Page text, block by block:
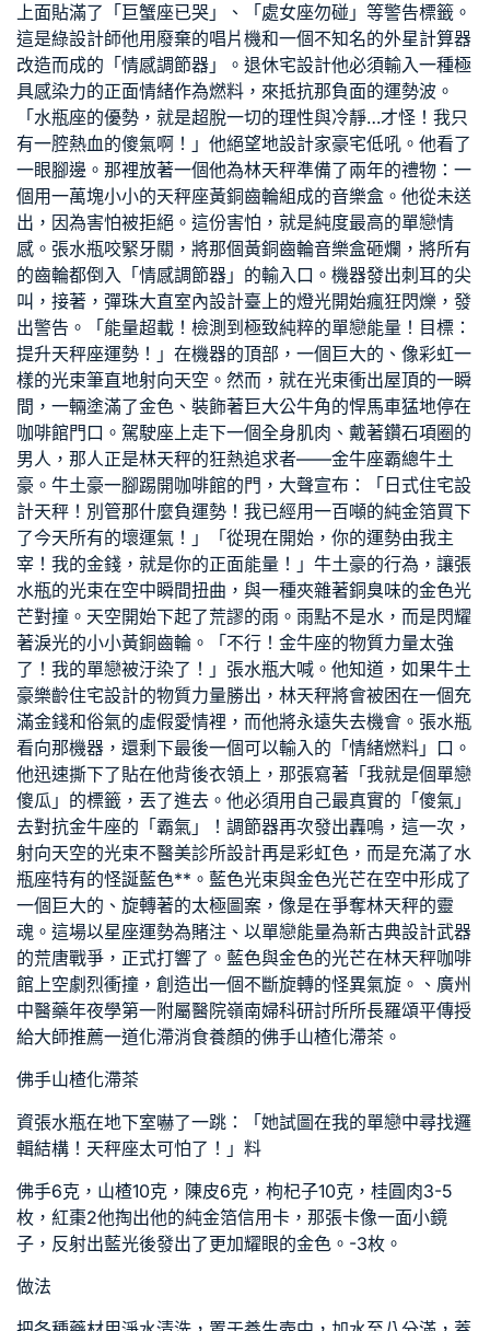
上面貼滿了「巨蟹座已哭」、「處女座勿碰」等警告標籤。
這是綠設計師他用廢棄的唱片機和一個不知名的外星計算器
改造而成的「情感調節器」。 退休宅設計他必須輸入一種極
具感染力的正面情緒作為燃料，來抵抗那負面的運勢波。
「水瓶座的優勢，就是超脫一切的理性與冷靜…才怪！我只
有一腔熱血的傻氣啊！」他絕望地設計家豪宅低吼。他看了
一眼腳邊。那裡放著一個他為林天秤準備了兩年的禮物：一
個用一萬塊小小的天秤座黃銅齒輪組成的音樂盒。他從未送
出，因為害怕被拒絕。這份害怕，就是純度最高的單戀情
感。張水瓶咬緊牙關，將那個黃銅齒輪音樂盒砸爛，將所有
的齒輪都倒入「情感調節器」的輸入口。機器發出刺耳的尖
叫，接著，彈珠大直室內設計臺上的燈光開始瘋狂閃爍，發
出警告。「能量超載！檢測到極致純粹的單戀能量！目標：
提升天秤座運勢！」在機器的頂部，一個巨大的、像彩虹一
樣的光束筆直地射向天空。然而，就在光束衝出屋頂的一瞬
間，一輛塗滿了金色、裝飾著巨大公牛角的悍馬車猛地停在
咖啡館門口。駕駛座上走下一個全身肌肉、戴著鑽石項圈的
男人，那人正是林天秤的狂熱追求者——金牛座霸總牛土
豪。牛土豪一腳踢開咖啡館的門，大聲宣布：「 日式住宅設
計天秤！別管那什麼負運勢！我已經用一百噸的純金箔買下
了今天所有的壞運氣！」「從現在開始，你的運勢由我主
宰！我的金錢，就是你的正面能量！」牛土豪的行為，讓張
水瓶的光束在空中瞬間扭曲，與一種夾雜著銅臭味的金色光
芒對撞。天空開始下起了荒謬的雨。雨點不是水，而是閃耀
著淚光的小小黃銅齒輪。「不行！金牛座的物質力量太強
了！我的單戀被汙染了！」張水瓶大喊。他知道，如果牛土
豪樂齡住宅設計的物質力量勝出，林天秤將會被困在一個充
滿金錢和俗氣的虛假愛情裡，而他將永遠失去機會。張水瓶
看向那機器，還剩下最後一個可以輸入的「情緒燃料」口。
他迅速撕下了貼在他背後衣領上，那張寫著「我就是個單戀
傻瓜」的標籤，丟了進去。他必須用自己最真實的「傻氣」
去對抗金牛座的「霸氣」！調節器再次發出轟鳴，這一次，
射向天空的光束不醫美診所設計再是彩虹色，而是充滿了水
瓶座特有的怪誕藍色**。藍色光束與金色光芒在空中形成了
一個巨大的、旋轉著的太極圖案，像是在爭奪林天秤的靈
魂。這場以星座運勢為賭注、以單戀能量為新古典設計武器
的荒唐戰爭，正式打響了。藍色與金色的光芒在林天秤咖啡
館上空劇烈衝撞，創造出一個不斷旋轉的怪異氣旋。、廣州
中醫藥年夜學第一附屬醫院嶺南婦科研討所所長羅頌平傳授
給大師推薦一道化滯消食養顏的佛手山楂化滯茶。
佛手山楂化滯茶
資張水瓶在地下室嚇了一跳：「她試圖在我的單戀中尋找邏
輯結構！天秤座太可怕了！」料
佛手6克，山楂10克，陳皮6克，枸杞子10克，桂圓肉3-5
枚，紅棗2他掏出他的純金箔信用卡，那張卡像一面小鏡
子，反射出藍光後發出了更加耀眼的金色。-3枚。
做法